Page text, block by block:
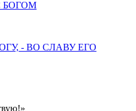
БОГОМ
- ВО СЛАВУ ЕГО